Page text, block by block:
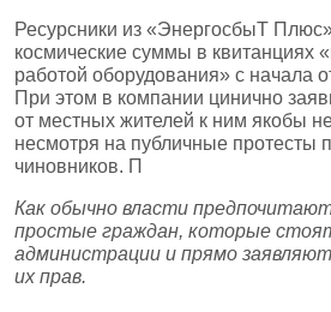
Ресурсники из «ЭнергосбыТ
космические суммы в квитанциях
работой оборудования» с начала
При этом в компании цинично
от местных жителей к ним якобы
несмотря на публичные протесты
чиновников. П
Как обычно власти
простые граждан, которые
администрации и прямо
их прав.